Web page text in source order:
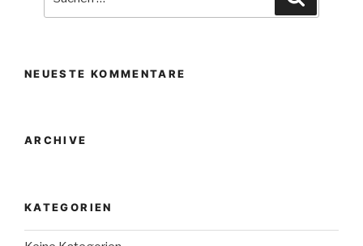
NEUESTE KOMMENTARE
ARCHIVE
KATEGORIEN